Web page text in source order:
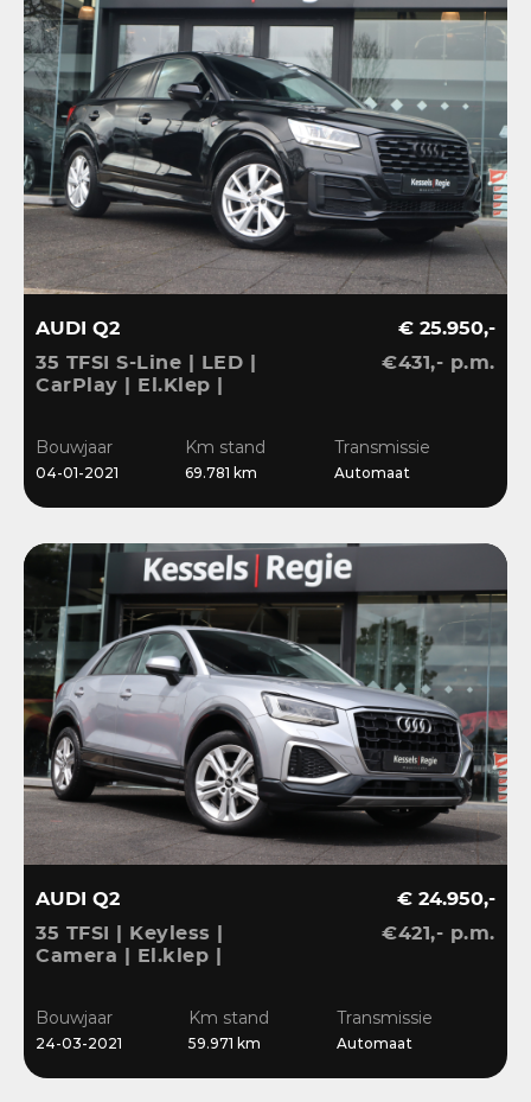
AUDI Q2
35 TFSI S-Line | LED |
CarPlay | El.Klep |
€ 25.950,-
€431,- p.m.
Bouwjaar
04-01-2021
Km stand
69.781 km
Transmissie
Automaat
AUDI Q2
35 TFSI | Keyless |
Camera | El.klep |
€ 24.950,-
€421,- p.m.
Bouwjaar
24-03-2021
Km stand
59.971 km
Transmissie
Automaat